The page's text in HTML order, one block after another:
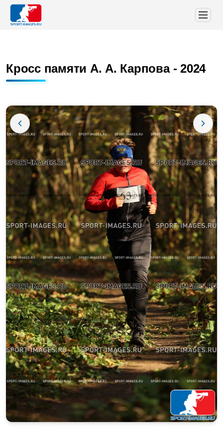
Кросс памяти А. А. Карпова - 2024